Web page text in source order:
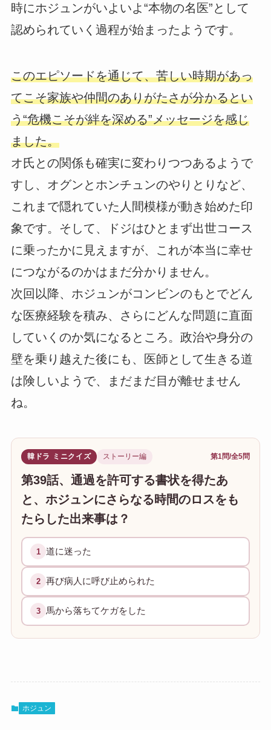
時にホジュンがいよいよ“本物の名医”として
認められていく過程が始まったようです。
このエピソードを通じて、苦しい時期があっ
てこそ家族や仲間のありがたさが分かるとい
う“危機こそが絆を深める”メッセージを感じ
ました。
オ氏との関係も確実に変わりつつあるようで
すし、オグンとホンチュンのやりとりなど、
これまで隠れていた人間模様が動き始めた印
象です。そして、ドジはひとまず出世コース
に乗ったかに見えますが、これが本当に幸せ
につながるのかはまだ分かりません。
次回以降、ホジュンがコンビンのもとでどん
な医療経験を積み、さらにどんな問題に直面
していくのか気になるところ。政治や身分の
壁を乗り越えた後にも、医師として生きる道
は険しいようで、まだまだ目が離せません
ね。
韓ドラ ミニクイズ ストーリー編 第1問/全5問
第39話、通過を許可する書状を得たあ
と、ホジュンにさらなる時間のロスをも
たらした出来事は？
1 道に迷った
2 再び病人に呼び止められた
3 馬から落ちてケガをした
ホジュン